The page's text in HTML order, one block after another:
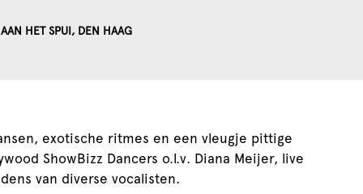
HET SPUI, DEN HAAG
exotische ritmes en een vleugje pittige
ShowBizz Dancers o.l.v. Diana Meijer, live
van diverse vocalisten.